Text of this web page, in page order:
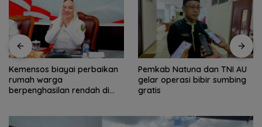
Kemensos biayai perbaikan
rumah warga
berpenghasilan rendah di
Pemkab Natuna dan TNI AU
gelar operasi bibir sumbing
gratis